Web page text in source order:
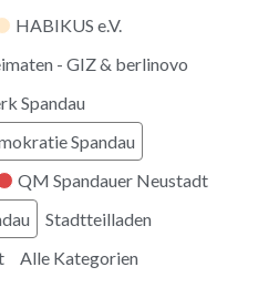
HABIKUS e.V.
- GIZ & berlinovo
Spandau
Spandau
QM Spandauer Neustadt
Stadtteilladen
Alle Kategorien